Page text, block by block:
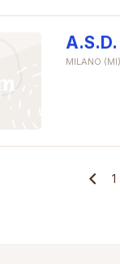
MILANO (MI)
1